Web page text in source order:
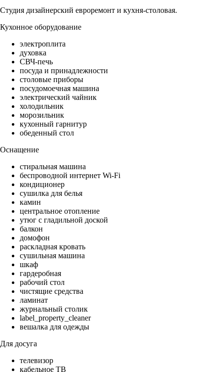
Студия дизайнерский евроремонт и кухня-столовая.
Кухонное оборудование
электроплита
духовка
СВЧ-печь
посуда и принадлежности
столовые приборы
посудомоечная машина
электрический чайник
холодильник
морозильник
кухонный гарнитур
обеденный стол
Оснащение
стиральная машина
беспроводной интернет Wi-Fi
кондиционер
сушилка для белья
камин
центральное отопление
утюг с гладильной доской
балкон
домофон
раскладная кровать
сушильная машина
шкаф
гардеробная
рабочий стол
чистящие средства
ламинат
журнальный столик
label_property_cleaner
вешалка для одежды
Для досуга
телевизор
кабельное ТВ